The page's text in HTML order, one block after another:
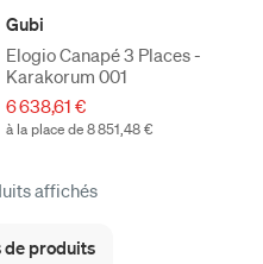
Gubi
Elogio Canapé 3 Places -
Karakorum 001
6 638,61 €
à la place de 8 851,48 €
affichés
produits